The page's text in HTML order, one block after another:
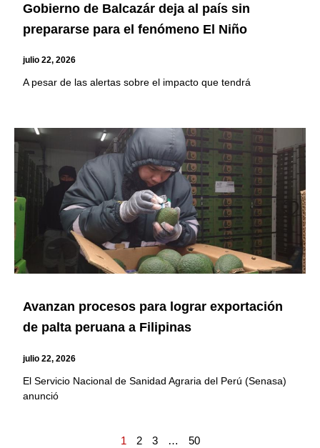
Gobierno de Balcazár deja al país sin
prepararse para el fenómeno El Niño
julio 22, 2026
A pesar de las alertas sobre el impacto que tendrá
Avanzan procesos para lograr exportación
de palta peruana a Filipinas
julio 22, 2026
El Servicio Nacional de Sanidad Agraria del Perú (Senasa)
anunció
1 2 3 … 50